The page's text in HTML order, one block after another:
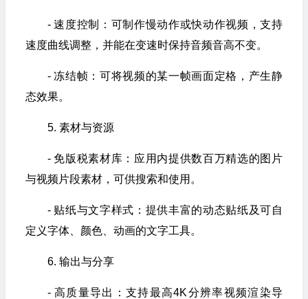
- 速度控制：可制作慢动作或快动作视频，支持
速度曲线调整，并能在变速时保持音频音高不变。
- 冻结帧：可将视频的某一帧画面定格，产生静
态效果。
5. 素材与资源
- 免版税素材库：应用内提供数百万精选的图片
与视频片段素材，可供搜索和使用。
- 贴纸与文字样式：提供丰富的动态贴纸及可自
定义字体、颜色、动画的文字工具。
6. 输出与分享
- 高质量导出：支持最高4K分辨率视频渲染导